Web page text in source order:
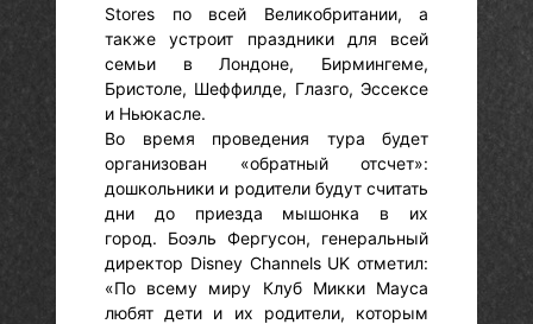
Stores по всей Великобритании, а
также устроит праздники для всей
семьи в Лондоне, Бирмингеме,
Бристоле, Шеффилде, Глазго, Эссексе
и Ньюкасле.
Во время проведения тура будет
организован «обратный отсчет»:
дошкольники и родители будут считать
дни до приезда мышонка в их
город. Боэль Фергусон, генеральный
директор Disney Channels UK отметил:
«По всему миру Клуб Микки Мауса
любят дети и их родители, которым